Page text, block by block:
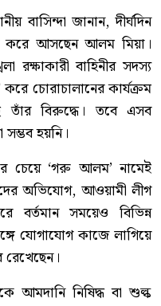
বাসিন্দা জানান, দীর্ঘদিন
করে আসছেন আলম মিয়া।
রক্ষাকারী বাহিনীর সদস্য
চোরাচালানের কার্যক্রম
তাঁর বিরুদ্ধে। তবে এসব
সম্ভব হয়নি।
চেয়ে ‘গরু আলম’ নামেই
অভিযোগ, আওয়ামী লীগ
সময়েও বিভিন্ন
যোগাযোগ কাজে লাগিয়ে
রেখেছেন।
আমদানি নিষিদ্ধ বা শুল্ক